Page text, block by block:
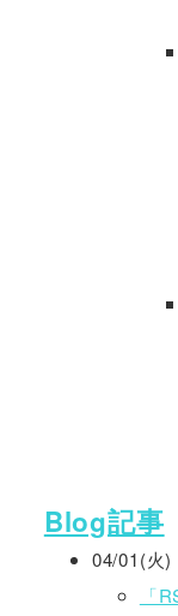
Blog記事
04/01(火)
「